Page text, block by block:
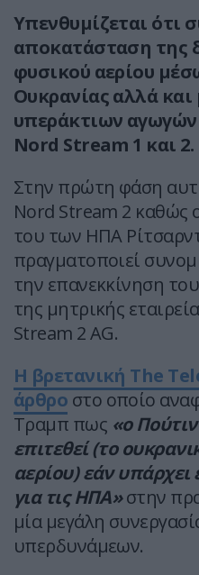
Υπενθυμίζεται ότι
αποκατάσταση της
φυσικού αερίου
Ουκρανίας αλλά
υπεράκτιων αγωγών
Nord Stream 1 και 2.
Στην πρώτη φάση
Nord Stream 2 καθώς
του των ΗΠΑ
πραγματοποιεί
την επανεκκίνηση
της μητρικής
Stream 2 AG.
Η βρετανική The
άρθρο στο οποίο
Τραμπ πως «ο
επιτεθεί (το
αερίου) εάν
για τις ΗΠΑ»στην
μία μεγάλη
υπερδυνάμεων.